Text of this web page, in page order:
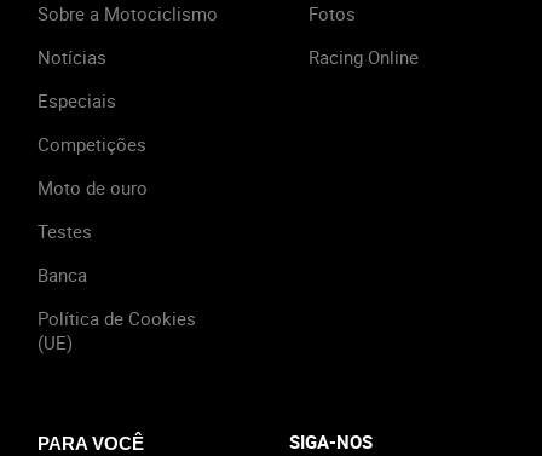
Sobre a Motociclismo
Notícias
Especiais
Competições
Moto de ouro
Testes
Banca
Política de Cookies
(UE)
Fotos
Racing Online
PARA VOCÊ SIGA-NOS